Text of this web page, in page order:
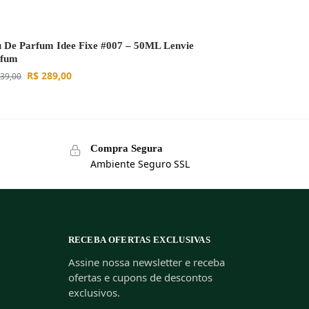
De Parfum Idee Fixe #007 – 50ML Lenvie
R$ 289,00
Compra Segura
Ambiente Seguro SSL
RECEBA OFERTAS EXCLUSIVAS
Assine nossa newsletter e receba
ofertas e cupons de descontos
exclusivos.